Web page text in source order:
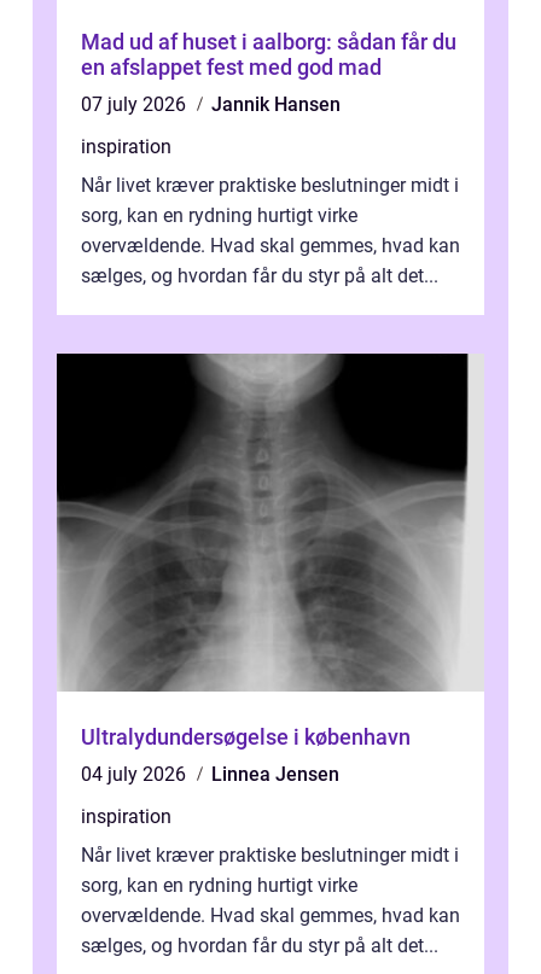
Mad ud af huset i aalborg: sådan får du
en afslappet fest med god mad
07 july 2026
Jannik Hansen
inspiration
Når livet kræver praktiske beslutninger midt i
sorg, kan en rydning hurtigt virke
overvældende. Hvad skal gemmes, hvad kan
sælges, og hvordan får du styr på alt det...
Ultralydundersøgelse i københavn
04 july 2026
Linnea Jensen
inspiration
Når livet kræver praktiske beslutninger midt i
sorg, kan en rydning hurtigt virke
overvældende. Hvad skal gemmes, hvad kan
sælges, og hvordan får du styr på alt det...